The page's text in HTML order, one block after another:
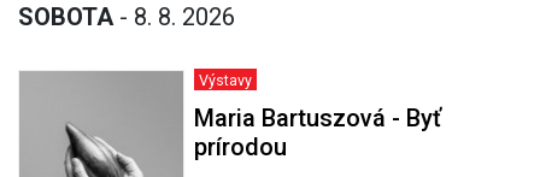
SOBOTA - 8. 8. 2026
Výstavy
Maria Bartuszová - Byť
prírodou